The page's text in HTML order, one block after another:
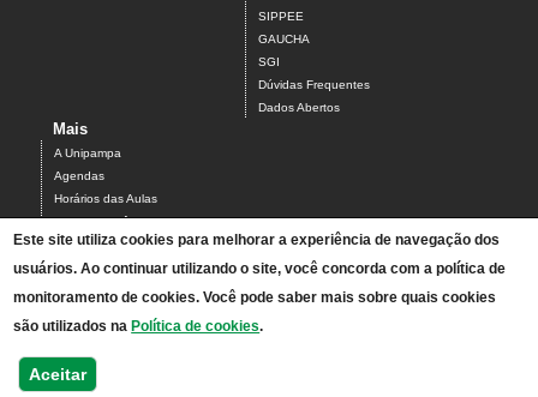
SIPPEE
GAUCHA
SGI
Dúvidas Frequentes
Dados Abertos
Mais
A Unipampa
Agendas
Horários das Aulas
Centro Acadêmico do Campus Alegrete
Estrutura Organizacional
PDI 2019-2023
Orientações de segurança
Acesso ao Antigo Portal
Relatórios de Gestão e Planejamento
Bolsistas - processos seletivos
Este site utiliza cookies para melhorar a experiência de navegação dos
usuários. Ao continuar utilizando o site, você concorda com a política de
monitoramento de cookies. Você pode saber mais sobre quais cookies
são utilizados na Política de cookies.
Aceitar